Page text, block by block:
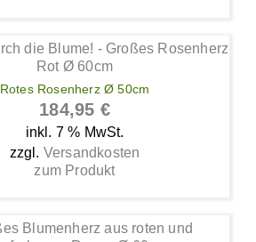
Rotes Rosenherz Ø 50cm
184,95 €
inkl. 7 % MwSt.
zzgl. Versandkosten
zum Produkt